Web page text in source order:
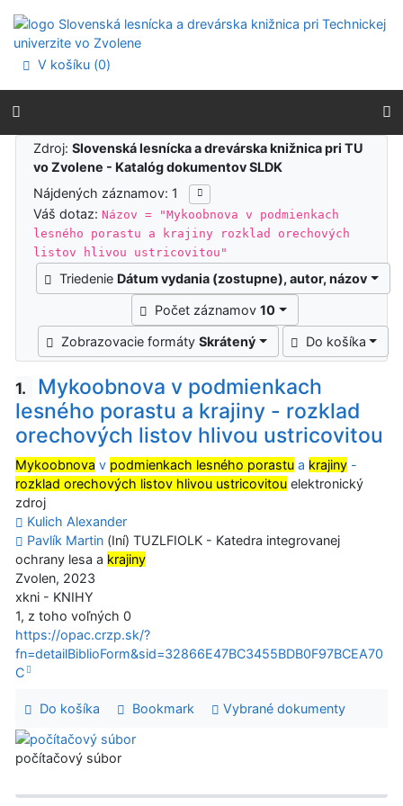
Prejsť na menu
Prehlásenie o webovej prístupnosti
V košíku (0)
Výsledky vyhľadávania
Zdroj:Slovenská lesnícka a drevárska knižnica pri TU
vo Zvolene - Katalóg dokumentov SLDK
Nájdených záznamov: 1
Váš dotaz:Názov = "Mykoobnova v podmienkach
lesného porastu a krajiny rozklad orechových
listov hlivou ustricovitou"
Triedenie Dátum vydania (zostupne), autor, názov
Počet záznamov10
Zobrazovacie formátySkrátený Do košíka
1.
Mykoobnova v podmienkach
lesného porastu a krajiny - rozklad
orechových listov hlivou ustricovitou
Mykoobnova v podmienkach lesného porastu a krajiny -
rozklad orechových listov hlivou ustricovitou elektronický
zdroj
Kulich Alexander
Pavlík Martin (Iní) TUZLFIOLK - Katedra integrovanej
ochrany lesa a krajiny
Zvolen, 2023
xkni - KNIHY
1, z toho voľných 0
https://opac.crzp.sk/?
fn=detailBiblioForm&sid=32866E47BC3455BDB0F97BCEA70
C
Do košíka Bookmark Vybrané dokumenty
počítačový súbor